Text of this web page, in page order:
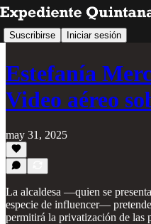
Suscribirse Iniciar sesión
Estefanía
Video aéreo
may 31, 2025
La alcaldesa —quien se
especie de influencer—
permitirá la privatización de las